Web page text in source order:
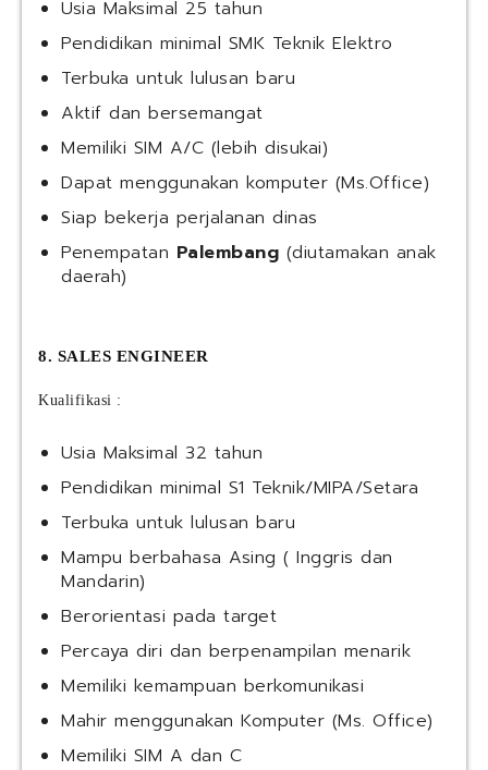
Usia Maksimal 25 tahun
Pendidikan minimal SMK Teknik Elektro
Terbuka untuk lulusan baru
Aktif dan bersemangat
Memiliki SIM A/C (lebih disukai)
Dapat menggunakan komputer (Ms.Office)
Siap bekerja perjalanan dinas
Penempatan Palembang (diutamakan anak
daerah)
8. SALES ENGINEER
Kualifikasi :
Usia Maksimal 32 tahun
Pendidikan minimal S1 Teknik/MIPA/Setara
Terbuka untuk lulusan baru
Mampu berbahasa Asing ( Inggris dan
Mandarin)
Berorientasi pada target
Percaya diri dan berpenampilan menarik
Memiliki kemampuan berkomunikasi
Mahir menggunakan Komputer (Ms. Office)
Memiliki SIM A dan C